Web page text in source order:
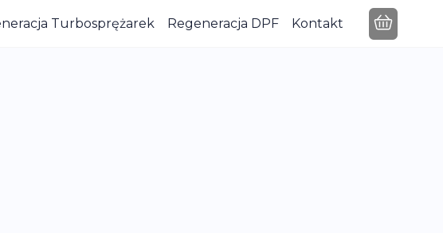
Turbosprężarek Regeneracja DPF Kontakt